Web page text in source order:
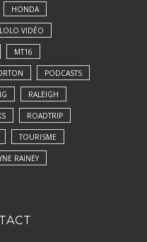
HONDA
LOLO VIDÉO
MT16
PODCASTS
RALEIGH
ROADTRIP
TOURISME
RAINEY